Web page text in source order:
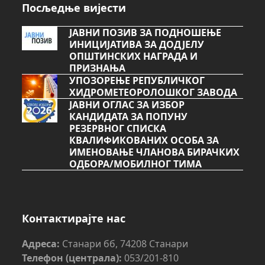
Посљедње вијести
ЈАВНИ ПОЗИВ ЗА ПОДНОШЕЊЕ
ИНИЦИЈАТИВА ЗА ДОДЈЕЛУ
ОПШТИНСКИХ НАГРАДА И
ПРИЗНАЊА
УПОЗОРЕЊЕ РЕПУБЛИЧКОГ
ХИДРОМЕТЕОРОЛОШКОГ ЗАВОДА
ЈАВНИ ОГЛАС ЗА ИЗБОР
КАНДИДАТА ЗА ПОПУНУ
РЕЗЕРВНОГ СПИСКА
КВАЛИФИКОВАНИХ ОСОБА ЗА
ИМЕНОВАЊЕ ЧЛАНОВА БИРАЧКИХ
ОДБОРА/МОБИЛНОГ ТИМА
Контактирајте нас
Адреса: Станари бб, 74208 Станари
Телефон (централа): 053/201-810